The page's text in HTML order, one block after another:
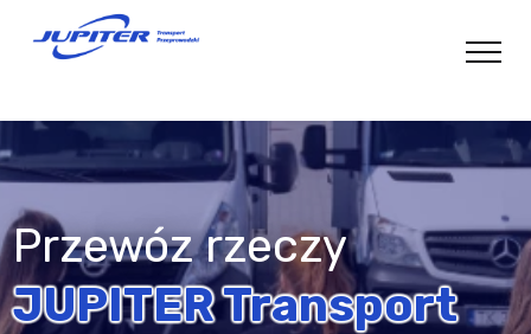
Przewóz rzeczy
JUPITER Transport